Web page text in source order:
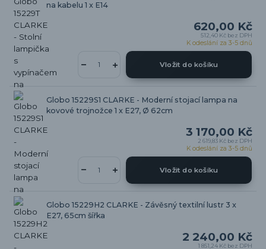
na kabelu 1 x E14
620,00 Kč
512,40 Kč bez DPH
K odeslání za 3-5 dnů
Vložit do košíku
Globo 15229S1 CLARKE - Moderní stojací lampa na
kovové trojnožce 1 x E27, Ø 62cm
3 170,00 Kč
2 619,83 Kč bez DPH
K odeslání za 3-5 dnů
Vložit do košíku
Globo 15229H2 CLARKE - Závěsný textilní lustr 3 x
E27, 65cm šířka
2 240,00 Kč
1 851,24 Kč bez DPH